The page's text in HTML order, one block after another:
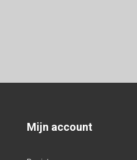
Mijn account